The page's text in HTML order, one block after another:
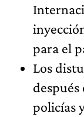
para el
Los
policías